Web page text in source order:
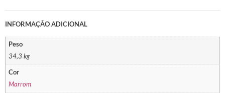
INFORMAÇÃO ADICIONAL
Peso
34,3 kg
Cor
Marrom